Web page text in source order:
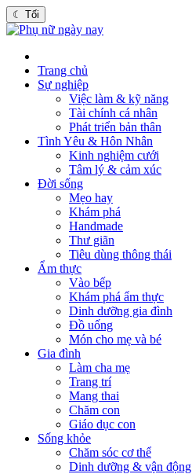
☾ Tối
Trang chủ
Sự nghiệp
Việc làm & kỹ năng
Tài chính cá nhân
Phát triển bản thân
Tình Yêu & Hôn Nhân
Kinh nghiệm cưới
Tâm lý & cảm xúc
Đời sống
Mẹo hay
Khám phá
Handmade
Thư giãn
Tiêu dùng thông thái
Ẩm thực
Vào bếp
Khám phá ẩm thực
Dinh dưỡng gia đình
Đồ uống
Món cho mẹ và bé
Gia đình
Làm cha mẹ
Trang trí
Mang thai
Chăm con
Giáo dục con
Sống khỏe
Chăm sóc cơ thể
Dinh dưỡng & vận động